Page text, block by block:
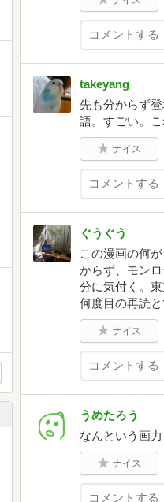
takeyang
先も分からず
語。すごい。こ
ナイス
ぐうぐう
この漫画の何
からず、モン
分に気付く。
何度目の再読と
ナイス
うめたろう
なんという画
ナイス